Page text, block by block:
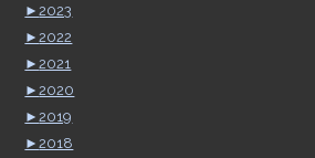
►2023
►2022
►2021
►2020
►2019
►2018